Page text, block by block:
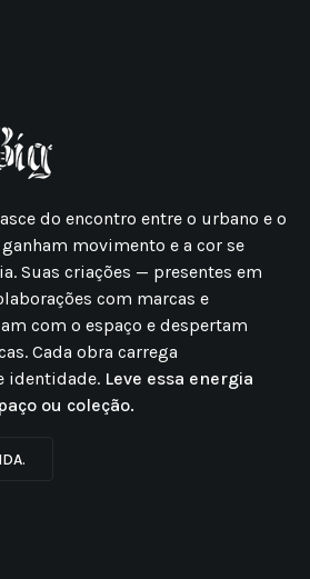
do encontro entre o urbano e o
movimento e a cor se
Suas criações — presentes em
com marcas e
com o espaço e despertam
Cada obra carrega
identidade. Leve essa energia
ou coleção.